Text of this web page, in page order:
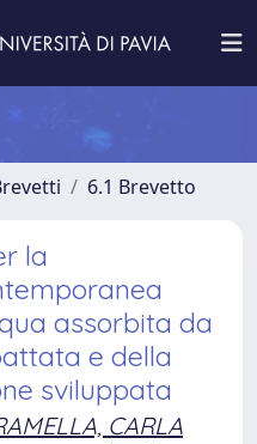
6.1 Brevetto
la
assorbita da
e della
sviluppata
CARLA